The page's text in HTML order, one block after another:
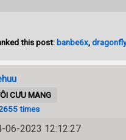
this post: banbe6x,
CƯU MANG
times
06-2023 12:12:27